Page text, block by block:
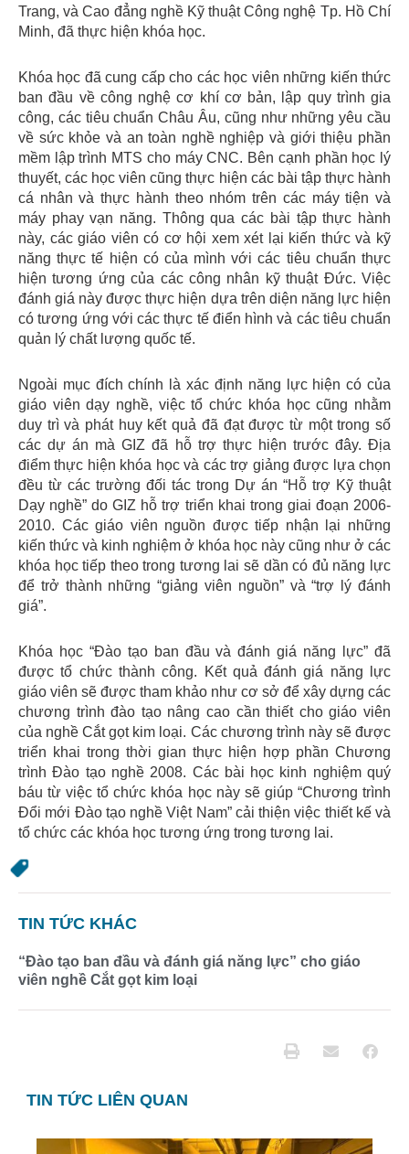
Trang, và Cao đẳng nghề Kỹ thuật Công nghệ Tp. Hồ Chí
Minh, đã thực hiện khóa học.
Khóa học đã cung cấp cho các học viên những kiến thức
ban đầu về công nghệ cơ khí cơ bản, lập quy trình gia
công, các tiêu chuẩn Châu Âu, cũng như những yêu cầu
về sức khỏe và an toàn nghề nghiệp và giới thiệu phần
mềm lập trình MTS cho máy CNC. Bên cạnh phần học lý
thuyết, các học viên cũng thực hiện các bài tập thực hành
cá nhân và thực hành theo nhóm trên các máy tiện và
máy phay vạn năng. Thông qua các bài tập thực hành
này, các giáo viên có cơ hội xem xét lại kiến thức và kỹ
năng thực tế hiện có của mình với các tiêu chuẩn thực
hiện tương ứng của các công nhân kỹ thuật Đức. Việc
đánh giá này được thực hiện dựa trên diện năng lực hiện
có tương ứng với các thực tế điển hình và các tiêu chuẩn
quản lý chất lượng quốc tế.
Ngoài mục đích chính là xác định năng lực hiện có của
giáo viên dạy nghề, việc tổ chức khóa học cũng nhằm
duy trì và phát huy kết quả đã đạt được từ một trong số
các dự án mà GIZ đã hỗ trợ thực hiện trước đây. Địa
điểm thực hiện khóa học và các trợ giảng được lựa chọn
đều từ các trường đối tác trong Dự án “Hỗ trợ Kỹ thuật
Dạy nghề” do GIZ hỗ trợ triển khai trong giai đoạn 2006-
2010. Các giáo viên nguồn được tiếp nhận lại những
kiến thức và kinh nghiệm ở khóa học này cũng như ở các
khóa học tiếp theo trong tương lai sẽ dần có đủ năng lực
để trở thành những “giảng viên nguồn” và “trợ lý đánh
giá”.
Khóa học “Đào tạo ban đầu và đánh giá năng lực” đã
được tổ chức thành công. Kết quả đánh giá năng lực
giáo viên sẽ được tham khảo như cơ sở để xây dựng các
chương trình đào tạo nâng cao cần thiết cho giáo viên
của nghề Cắt gọt kim loại. Các chương trình này sẽ được
triển khai trong thời gian thực hiện hợp phần Chương
trình Đào tạo nghề 2008. Các bài học kinh nghiệm quý
báu từ việc tổ chức khóa học này sẽ giúp “Chương trình
Đổi mới Đào tạo nghề Việt Nam” cải thiện việc thiết kế và
tổ chức các khóa học tương ứng trong tương lai.
TIN TỨC KHÁC
“Đào tạo ban đầu và đánh giá năng lực” cho giáo
viên nghề Cắt gọt kim loại
TIN TỨC LIÊN QUAN